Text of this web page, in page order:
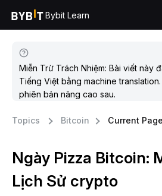
Bybit Learn
Miễn Trừ Trách Nhiệm: Bài viết này
Tiếng Việt bằng machine
phiên bản nâng cao sau.
Topics Bitcoin Current Page
Ngày Pizza Bitcoin:
Lịch Sử crypto